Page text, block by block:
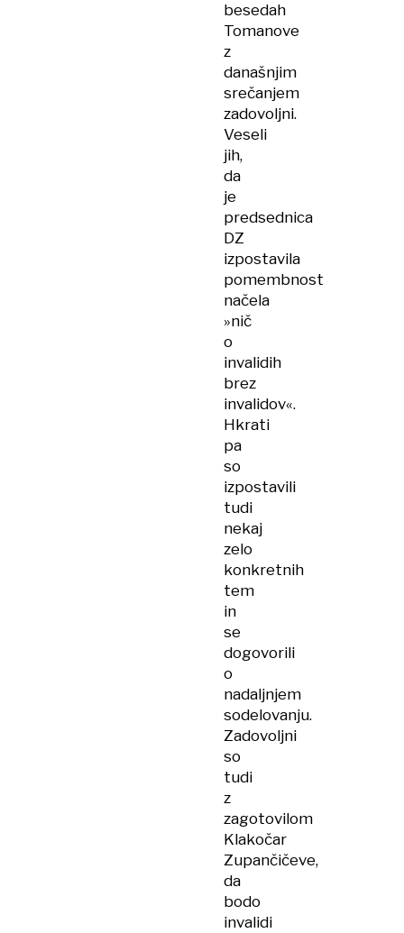
besedah
Tomanove
z
današnjim
srečanjem
zadovoljni.
Veseli
jih,
da
je
predsednica
DZ
izpostavila
pomembnost
načela
»nič
o
invalidih
brez
invalidov«.
Hkrati
pa
so
izpostavili
tudi
nekaj
zelo
konkretnih
tem
in
se
dogovorili
o
nadaljnjem
sodelovanju.
Zadovoljni
so
tudi
z
zagotovilom
Klakočar
Zupančičeve,
da
bodo
invalidi